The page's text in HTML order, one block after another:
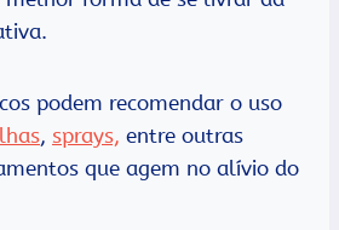
podem recomendar o uso
, sprays, entre outras
que agem no alívio do